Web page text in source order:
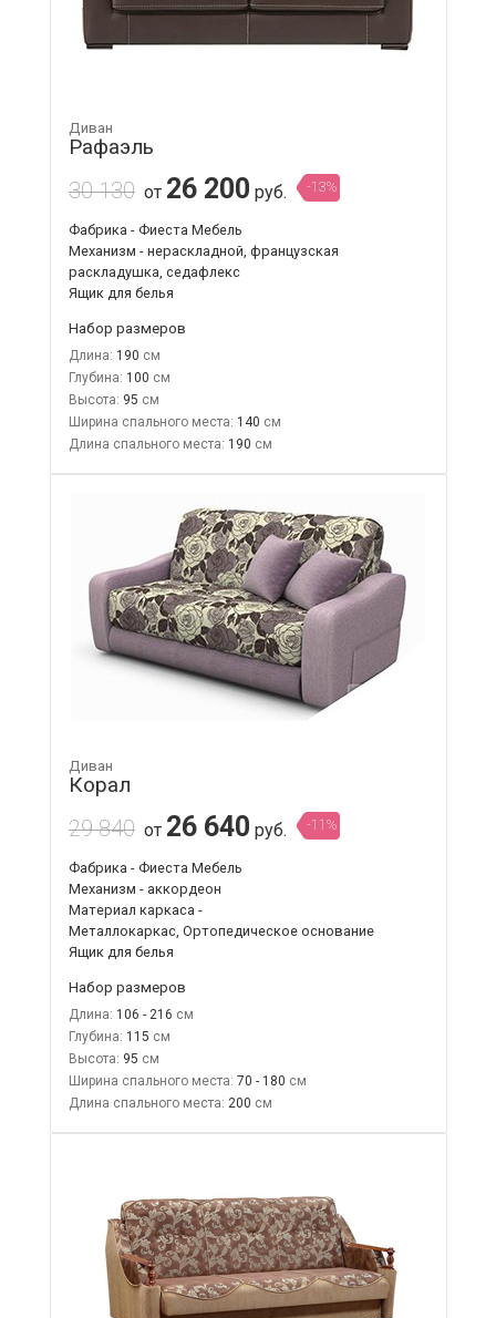
Диван
Рафаэль
30 130 от 26 200 руб. -13%
Фабрика - Фиеста Мебель
Механизм - нераскладной, французская
раскладушка, седафлекс
Ящик для белья
Набор размеров
Длина: 190
Глубина: 100
Высота: 95
Ширина спального места: 140
Длина спального места: 190
Диван
Корал
29 840 от 26 640 руб. -11%
Фабрика - Фиеста Мебель
Механизм - аккордеон
Материал каркаса -
Металлокаркас, Ортопедическое основание
Ящик для белья
Набор размеров
Длина: 106 - 216
Глубина: 115
Высота: 95
Ширина спального места: 70 - 180
Длина спального места: 200